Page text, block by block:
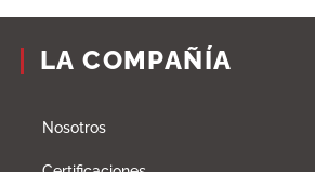
LA COMPAÑÍA
Nosotros